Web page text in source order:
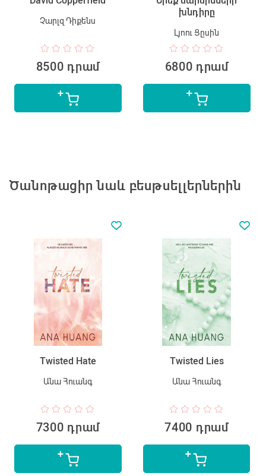
Չարլզ Դիքենս
8500 դրամ
խնդիրը
Լյոու Ցըսին
6800 դրամ
Ծանոթացիր նաև բեսթսելլերներին
Twisted Hate
Անա Հուանգ
7300 դրամ
Twisted Lies
Անա Հուանգ
7400 դրամ